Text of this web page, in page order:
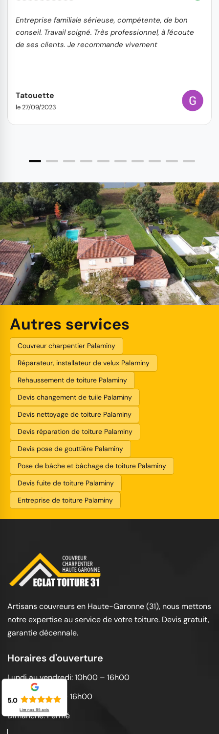
Entreprise familiale sérieuse, compétente, de bon
conseil. Travail soigné. Très professionnel, à l'écoute
de ses clients. Je recommande vivement
Tatouette
le 27/09/2023
Autres services
Couvreur charpentier Palaminy
Réparateur, installateur de velux Palaminy
Rehaussement de toiture Palaminy
Devis changement de tuile Palaminy
Devis nettoyage de toiture Palaminy
Devis réparation de toiture Palaminy
Devis pose de gouttière Palaminy
Pose de bâche et bâchage de toiture Palaminy
Devis fuite de toiture Palaminy
Entreprise de toiture Palaminy
Artisans couvreurs en Haute-Garonne (31), nous mettons
notre expertise au service de votre toiture. Devis gratuit,
garantie décennale.
Horaires d'ouverture
Lundi au vendredi: 10h00 – 16h00
Samedi: 10h00 – 16h00
Dimanche: Fermé
5.0
Lire nos 95avis